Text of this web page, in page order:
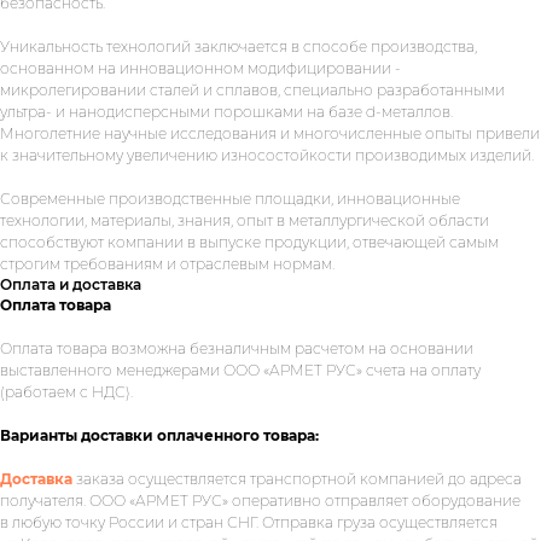
Уникальность технологий заключается в способе производства,
основанном на инновационном модифицировании -
микролегировании сталей и сплавов, специально разработанными
ультра- и нанодисперсными порошками на базе d-металлов.
Многолетние научные исследования и многочисленные опыты привели
к значительному увеличению износостойкости производимых изделий.
Современные производственные площадки, инновационные
технологии, материалы, знания, опыт в металлургической области
способствуют компании в выпуске продукции, отвечающей самым
строгим требованиям и отраслевым нормам.
Оплата и доставка
Оплата товара
Оплата товара возможна безналичным расчетом на основании
выставленного менеджерами ООО «АРМЕТ РУС» счета на оплату
(работаем с НДС).
Варианты доставки оплаченного товара:
Доставка заказа осуществляется транспортной компанией до адреса
получателя. ООО «АРМЕТ РУС» оперативно отправляет оборудование
в любую точку России и стран СНГ. Отправка груза осуществляется
Укажите номер телефона и ваше
имя.Мы свяжемся с вами сегодня
в рабочее время.
Если у вас есть документация, которая
задачу — прикрепите её в поле ниже.